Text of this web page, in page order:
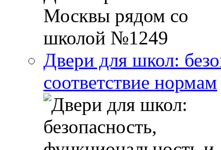
Двери для школ:
соответствие нормам